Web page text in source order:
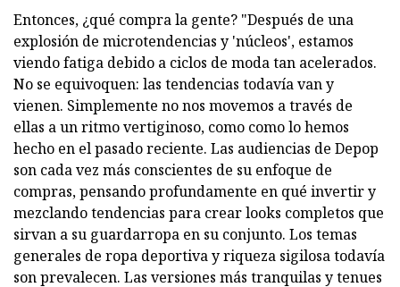
Entonces, ¿qué compra la gente? "Después de una
explosión de microtendencias y 'núcleos', estamos
viendo fatiga debido a ciclos de moda tan acelerados.
No se equivoquen: las tendencias todavía van y
vienen. Simplemente no nos movemos a través de
ellas a un ritmo vertiginoso, como como lo hemos
hecho en el pasado reciente. Las audiencias de Depop
son cada vez más conscientes de su enfoque de
compras, pensando profundamente en qué invertir y
mezclando tendencias para crear looks completos que
sirvan a su guardarropa en su conjunto. Los temas
generales de ropa deportiva y riqueza sigilosa todavía
son prevalecen. Las versiones más tranquilas y tenues